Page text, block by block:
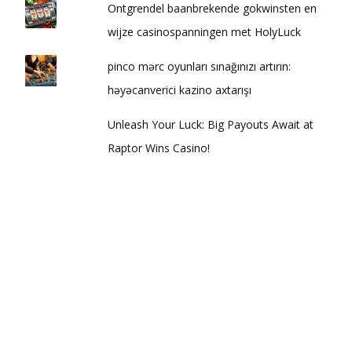
Ontgrendel baanbrekende gokwinsten en
wijze casinospanningen met HolyLuck
pinco mərc oyunları sınağınızı artırın:
həyəcanverici kazino axtarışı
Unleash Your Luck: Big Payouts Await at
Raptor Wins Casino!